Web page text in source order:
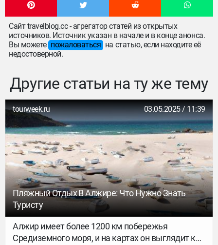
Сайт travelblog.cc - агрегатор статей из открытых
источников. Источник указан в начале и в конце анонса.
Вы можете пожаловаться на статью, если находите её
недостоверной.
Другие статьи на ту же тему
tourweek.ru 03.05.2025 / 11:39
Пляжный Отдых В Алжире: Что Нужно Знать
Туристу
Алжир имеет более 1200 км побережья
Средиземного моря, и на картах он выглядит как